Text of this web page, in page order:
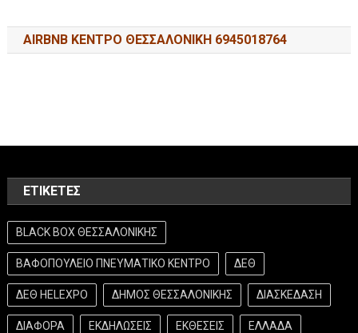
AIRBNB ΚΕΝΤΡΟ ΘΕΣΣΑΛΟΝΙΚΗ 6945018764
ΕΤΙΚΈΤΕΣ
BLACK BOX ΘΕΣΣΑΛΟΝΙΚΗΣ
ΒΑΦΟΠΟΥΛΕΙΟ ΠΝΕΥΜΑΤΙΚΟ ΚΕΝΤΡΟ ΔΕΘ
ΔΕΘ HELEXPO ΔΗΜΟΣ ΘΕΣΣΑΛΟΝΙΚΗΣ ΔΙΑΣΚΕΔΑΣΗ
ΔΙΑΦΟΡΑ ΕΚΔΗΛΩΣΕΙΣ ΕΚΘΕΣΕΙΣ ΕΛΛΑΔΑ